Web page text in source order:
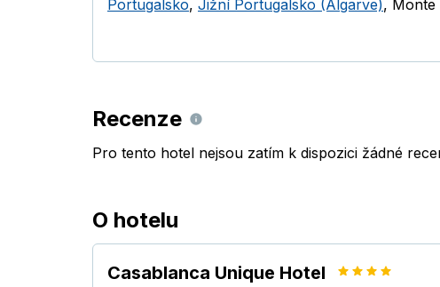
Portugalsko, Jižní Portugalsko (Algarve), Monte
Recenze
Pro tento hotel nejsou zatím k dispozici žádné
O hotelu
Casablanca Unique Hotel